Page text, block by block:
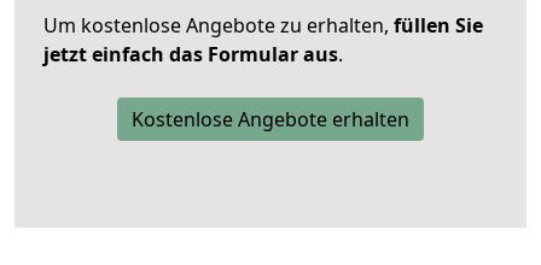
Um kostenlose Angebote zu erhalten, füllen Sie
jetzt einfach das Formular aus.
Kostenlose Angebote erhalten